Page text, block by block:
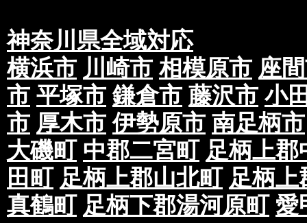
神奈川県全域対応
横浜市 川崎市 相模原市 座
市 平塚市 鎌倉市 藤沢市 小
市 厚木市 伊勢原市 南足柄市
大磯町 中郡二宮町 足柄上郡
田町 足柄上郡山北町 足柄上
真鶴町 足柄下郡湯河原町 愛